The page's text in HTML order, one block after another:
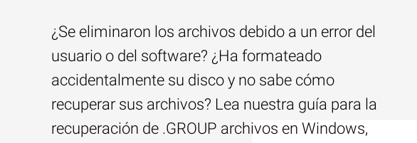
¿Se eliminaron los archivos debido a un error del
usuario o del software? ¿Ha formateado
accidentalmente su disco y no sabe cómo
recuperar sus archivos? Lea nuestra guía para la
recuperación de .GROUP archivos en Windows,